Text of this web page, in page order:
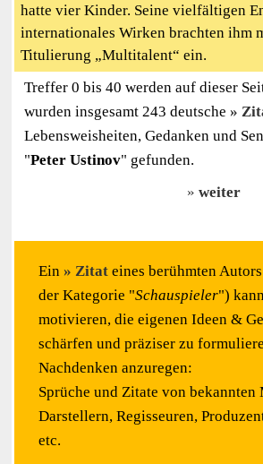
hatte vier Kinder. Seine vielfältigen
internationales Wirken brachten ihm
Titulierung „Multitalent“ ein.
Treffer 0 bis 40 werden auf dieser
wurden insgesamt 243 deutsche
Lebensweisheiten, Gedanken und
"Peter Ustinov" gefunden.
weiter
Ein Zitat eines berühmten
der Kategorie "Schauspieler")
motivieren, die eigenen Ideen &
schärfen und präziser zu
Nachdenken anzuregen:
Sprüche und Zitate von bekannten
Darstellern, Regisseuren,
etc.